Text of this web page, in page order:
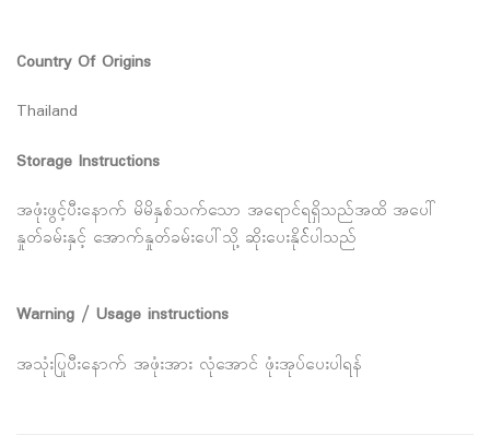
Country Of Origins
Thailand
Storage Instructions
အဖုံးဖွင့်ပီးနောက် မိမိနှစ်သက်သော အရောင်ရရှိသည်အထိ အပေါ်
နှုတ်ခမ်းနှင့် အောက်နှုတ်ခမ်းပေါ်သို့ ဆိုးပေးနိုင််ပါသည်
Warning / Usage instructions
အသုံးပြုပီးနောက် အဖုံးအား လုံအောင် ဖုံးအုပ်ပေးပါရန်